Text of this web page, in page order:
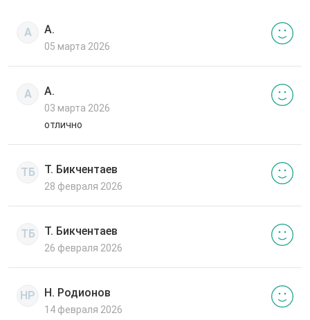
А А.
05 марта 2026
А А.
03 марта 2026
отлично
ТБ Т. Бикчентаев
28 февраля 2026
ТБ Т. Бикчентаев
26 февраля 2026
НР Н. Родионов
14 февраля 2026